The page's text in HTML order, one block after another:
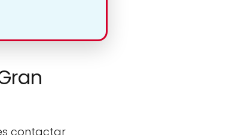
contactar